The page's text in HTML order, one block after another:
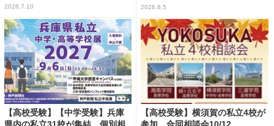
2026.7.10 2026.8.5
【高校受験】【中学受験】兵庫
県内の私立31校が集結、個別相
【高校受験】横須賀の私立4校が